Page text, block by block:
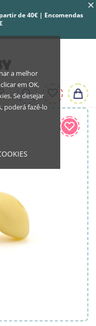
a melhor
em OK,
Se desejar
poderá fazê-lo
de 40€ | Encomendas